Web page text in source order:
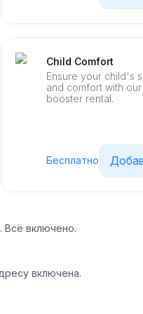
Child Comfort
Ensure your child's
and comfort with
booster rental.
Бесплатно
Всё включено.
включена.